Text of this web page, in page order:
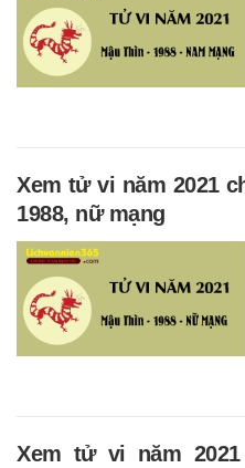
Xem tử vi năm 2021
1988, nữ mạng
Xem tử vi năm